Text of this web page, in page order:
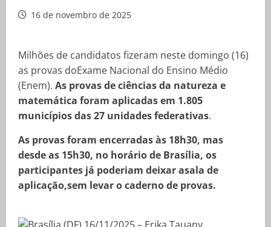
16 de novembro de 2025
Milhões de candidatos fizeram neste domingo (16)
as provas doExame Nacional do Ensino Médio
(Enem). As provas de ciências da natureza e
matemática foram aplicadas em 1.805
municípios das 27 unidades federativas.
As provas foram encerradas às 18h30, mas
desde as 15h30, no horário de Brasília, os
participantes já poderiam deixar asala de
aplicação,sem levar o caderno de provas.